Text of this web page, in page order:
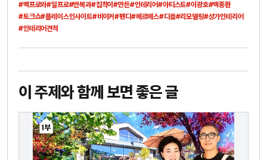
#백프로와#일프로#반복과#집착이#만든#인테리어#아티스트#이광호#백종환
#토크쇼#플레이스인사이트#비이커#펜디#에르메스#디올#리모델링#상가인테리어
#인테리어견적
이 주제와 함께 보면 좋은 글